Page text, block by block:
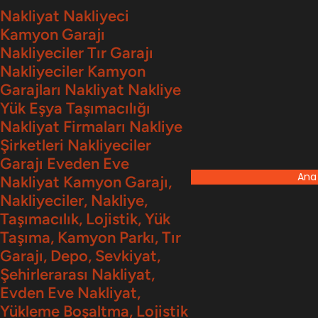
İçeriğe
geç
Nakliyat Nakliyeci
Kamyon Garajı
Nakliyeciler Tır Garajı
Nakliyeciler Kamyon
Garajları Nakliyat Nakliye
Yük Eşya Taşımacılığı
Nakliyat Firmaları Nakliye
Şirketleri Nakliyeciler
Garajı Eveden Eve
Nakliyat Kamyon Garajı,
Nakliyeciler, Nakliye,
Taşımacılık, Lojistik, Yük
Taşıma, Kamyon Parkı, Tır
Garajı, Depo, Sevkiyat,
Şehirlerarası Nakliyat,
Evden Eve Nakliyat,
Yükleme Boşaltma, Lojistik